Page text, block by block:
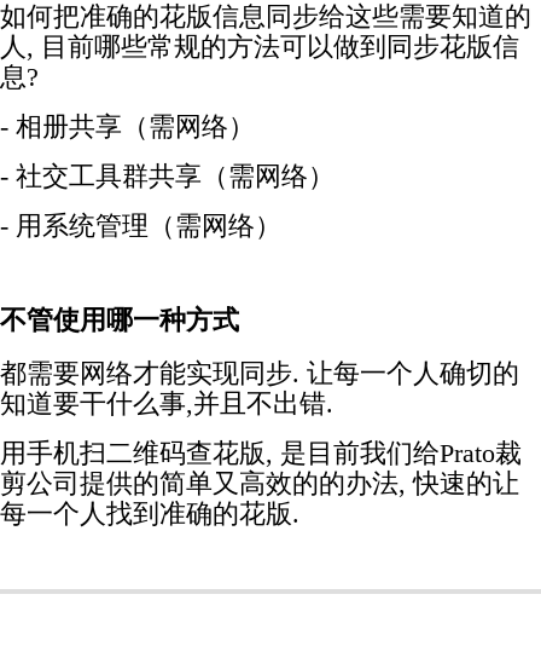
如何把准确的花版信息同步给这些需要知道的
人, 目前哪些常规的方法可以做到同步花版信
息?
- 相册共享（需网络）
- 社交工具群共享（需网络）
- 用系统管理（需网络）
不管使用哪一种方式
都需要网络才能实现同步. 让每一个人确切的
知道要干什么事,并且不出错.
用手机扫二维码查花版, 是目前我们给Prato裁
剪公司提供的简单又高效的的办法, 快速的让
每一个人找到准确的花版.